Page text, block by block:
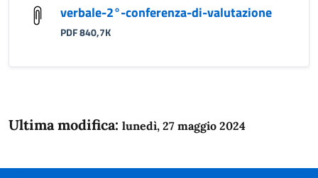
verbale-2°-conferenza-di-valutazione
PDF 840,7K
Ultima modifica: lunedì, 27 maggio 2024